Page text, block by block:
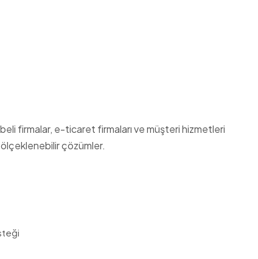
firmalar, e-ticaret firmaları ve müşteri hizmetleri
çözümler.